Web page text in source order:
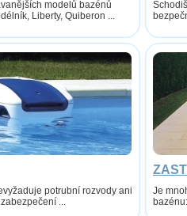
modelů bazénů
Liberty, Quiberon ...
potrubní rozvody ani
...
Je